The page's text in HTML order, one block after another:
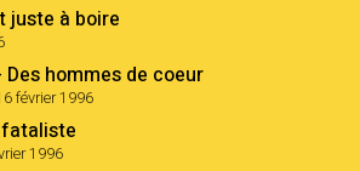
juste à boire
Des hommes de coeur
février 1996
1996